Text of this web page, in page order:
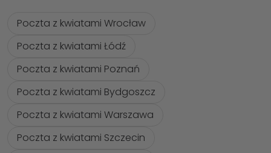
Poczta z kwiatami Wrocław
Poczta z kwiatami Łódź
Poczta z kwiatami Poznań
Poczta z kwiatami Bydgoszcz
Poczta z kwiatami Warszawa
Poczta z kwiatami Szczecin